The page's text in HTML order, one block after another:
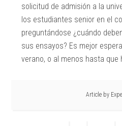
solicitud de admisión a la
los estudiantes senior en el
preguntándose ¿cuándo
sus ensayos? Es mejor
verano, o al menos hasta que
Article by